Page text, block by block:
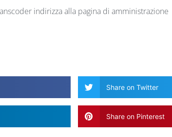
indirizza alla pagina di amministrazione
Share on Twitter
Share on Pinterest